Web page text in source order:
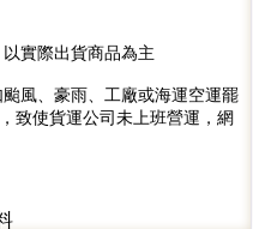
實際出貨商品為主
風、豪雨、工廠或海運空運罷
致使貨運公司未上班營運，網